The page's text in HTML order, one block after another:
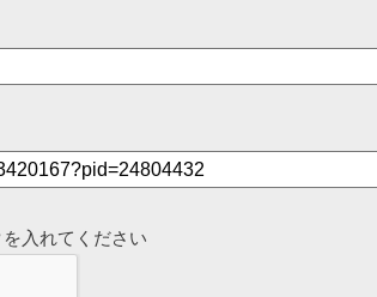
入れてください